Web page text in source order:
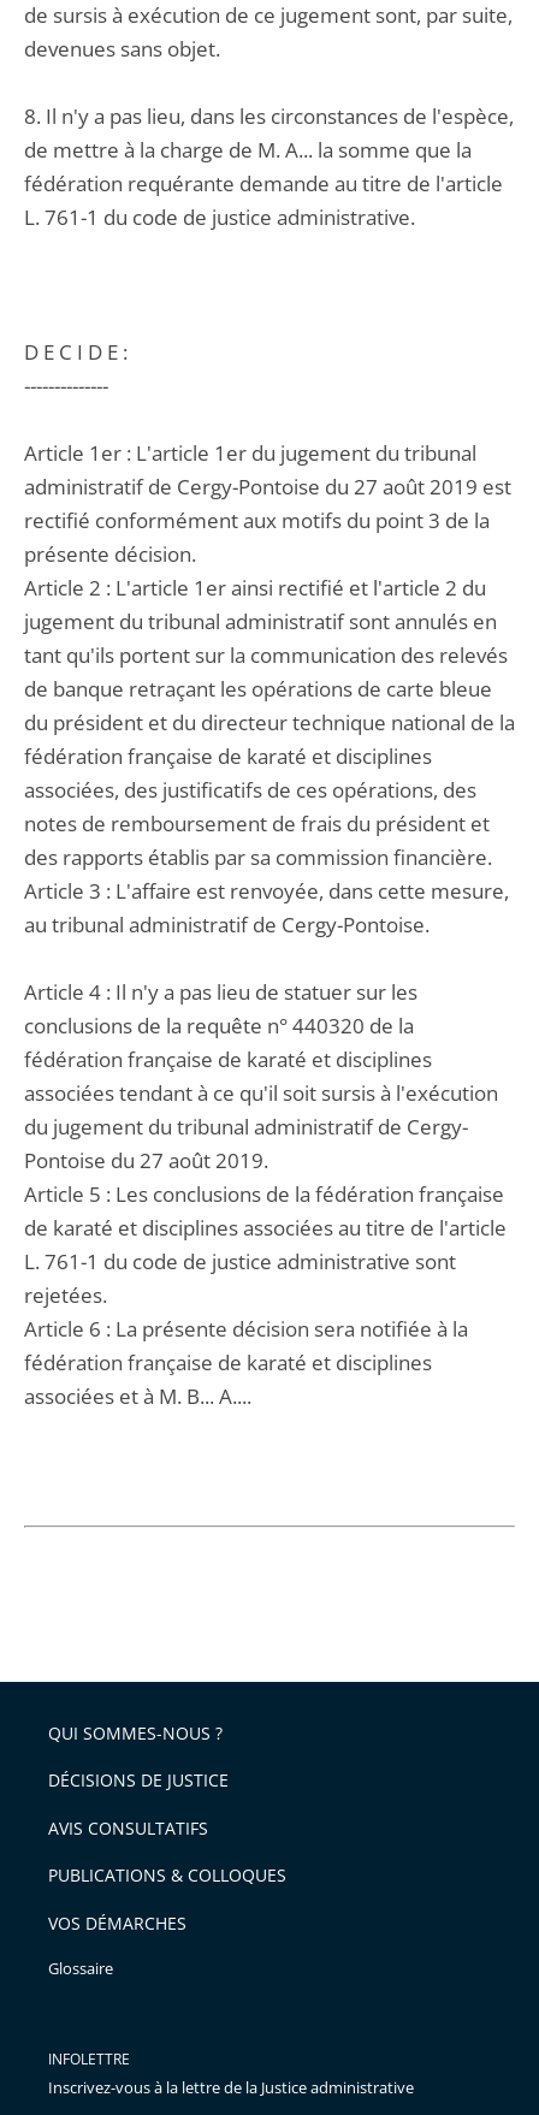
de sursis à exécution de ce jugement sont, par suite,
devenues sans objet.
8. Il n'y a pas lieu, dans les circonstances de l'espèce,
de mettre à la charge de M. A... la somme que la
fédération requérante demande au titre de l'article
L. 761-1 du code de justice administrative.
D E C I D E :
--------------
Article 1er : L'article 1er du jugement du tribunal
administratif de Cergy-Pontoise du 27 août 2019 est
rectifié conformément aux motifs du point 3 de la
présente décision.
Article 2 : L'article 1er ainsi rectifié et l'article 2 du
jugement du tribunal administratif sont annulés en
tant qu'ils portent sur la communication des relevés
de banque retraçant les opérations de carte bleue
du président et du directeur technique national de la
fédération française de karaté et disciplines
associées, des justificatifs de ces opérations, des
notes de remboursement de frais du président et
des rapports établis par sa commission financière.
Article 3 : L'affaire est renvoyée, dans cette mesure,
au tribunal administratif de Cergy-Pontoise.
Article 4 : Il n'y a pas lieu de statuer sur les
conclusions de la requête n° 440320 de la
fédération française de karaté et disciplines
associées tendant à ce qu'il soit sursis à l'exécution
du jugement du tribunal administratif de Cergy-
Pontoise du 27 août 2019.
Article 5 : Les conclusions de la fédération française
de karaté et disciplines associées au titre de l'article
L. 761-1 du code de justice administrative sont
rejetées.
Article 6 : La présente décision sera notifiée à la
fédération française de karaté et disciplines
associées et à M. B... A....
QUI SOMMES-NOUS ?
DÉCISIONS DE JUSTICE
AVIS CONSULTATIFS
PUBLICATIONS & COLLOQUES
VOS DÉMARCHES
Glossaire
INFOLETTRE
Inscrivez-vous à la lettre de la Justice administrative